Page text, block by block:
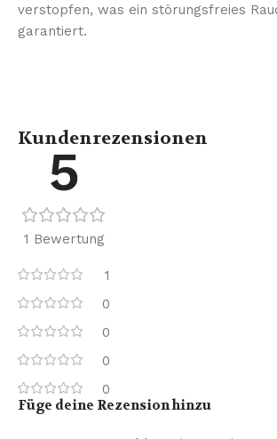
verstopfen, was ein störungsfreies
garantiert.
Kundenrezensionen
5
1 Bewertung
1
0
0
0
0
Füge deine Rezension hinzu